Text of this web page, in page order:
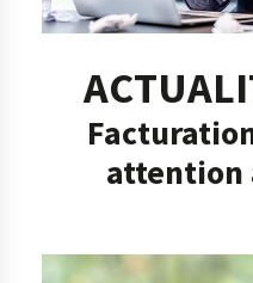
attention